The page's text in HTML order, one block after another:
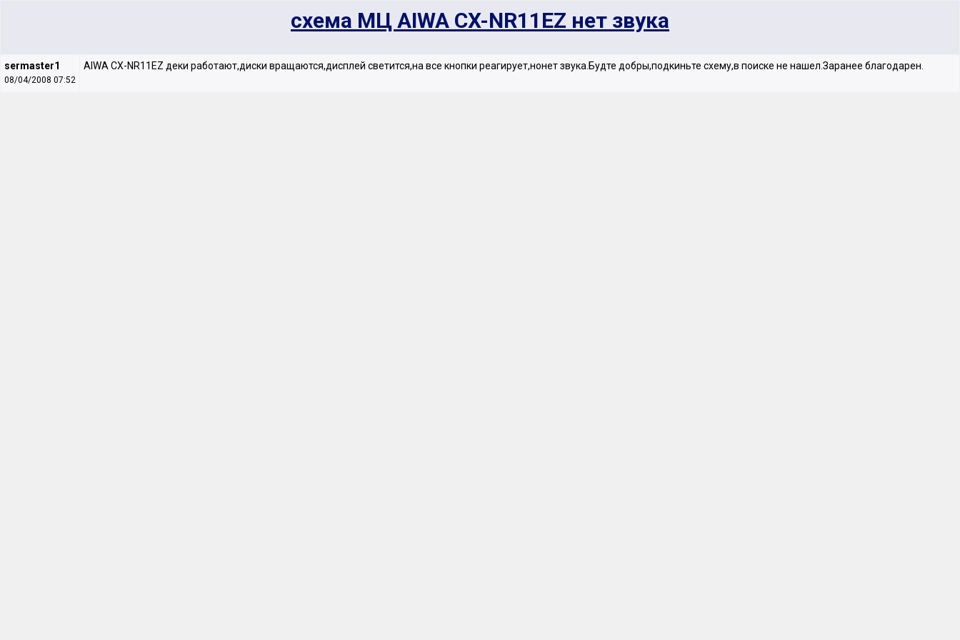
схема МЦ AIWA CX-NR11EZ нет звука
sermaster1
08/04/2008 07:52
AIWA CX-NR11EZ деки работают,диски вращаются,дисплей светится,на все кнопки реагирует,нонет звука.Будте добры,подкиньте схему,в поиске не нашел.Заранее благодарен.